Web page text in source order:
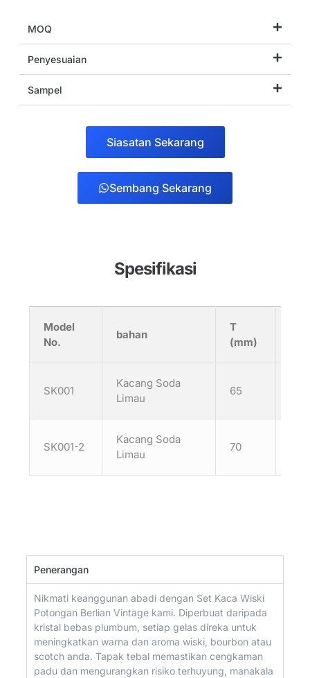
MOQ
Penyesuaian
Sampel
Siasatan Sekarang
Sembang Sekarang
Spesifikasi
Model
No.
bahan
T
(mm)
SK001
Kacang Soda
Limau
65
SK001-2
Kacang Soda
Limau
70
Penerangan
Nikmati keanggunan abadi dengan Set Kaca Wiski
Potongan Berlian Vintage kami. Diperbuat daripada
kristal bebas plumbum, setiap gelas direka untuk
meningkatkan warna dan aroma wiski, bourbon atau
scotch anda. Tapak tebal memastikan cengkaman
padu dan mengurangkan risiko terhuyung, manakala